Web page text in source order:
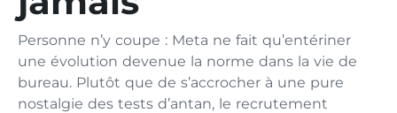
Personne n’y coupe : Meta ne fait qu’entériner
une évolution devenue la norme dans la vie de
bureau. Plutôt que de s’accrocher à une pure
nostalgie des tests d’antan, le recrutement